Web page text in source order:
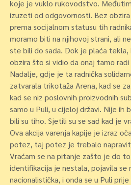
koje je vuklo rukovodstvo.
izuzeti od odgovornosti. Bez
prema socijalnom statusu tih
moramo biti na njihovoj strani, ali
ste bili do sada. Dok je plaća
obzira što si vidio da onaj tamo radi
Nadalje, gdje je ta radnička
zatvarala trikotaža Arena, kad se
kad se niz poslovnih proizvodnih
samo u Puli, u cijeloj državi. Nije ih
bili su tiho. Sjetili su se sad kad je
Ova akcija varenja kapije je izraz
potez, taj potez je trebalo
Vraćam se na pitanje zašto je do
identifikacija je nestala, pojavila se
nacionalistička, i onda se u Puli